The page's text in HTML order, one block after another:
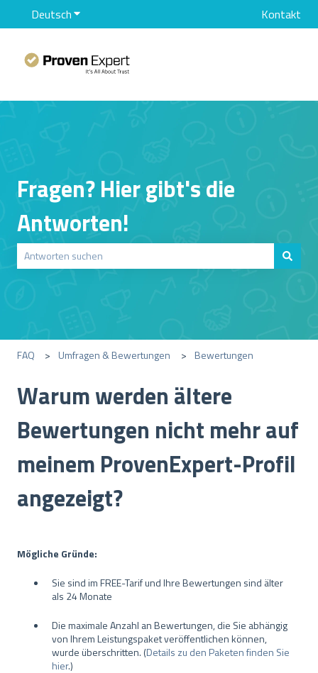
DeutschUntermenü für Übersetzungen anzeigenKontakt
Fragen? Hier gibt's die
Antworten!
FAQ Umfragen & Bewertungen Bewertungen
Warum werden ältere
Bewertungen nicht mehr auf
meinem ProvenExpert-Profil
angezeigt?
Mögliche Gründe:
Sie sind im FREE-Tarif und Ihre Bewertungen sind älter
als 24 Monate
Die maximale Anzahl an Bewertungen, die Sie abhängig
von Ihrem Leistungspaket veröffentlichen können,
wurde überschritten. (Details zu den Paketen finden Sie
hier.)